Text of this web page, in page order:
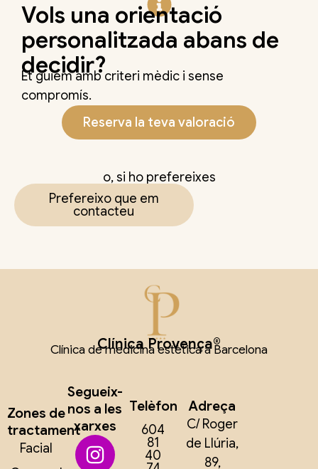
Vols una orientació
personalitzada abans de
decidir?
Et guiem amb criteri mèdic i sense
compromís.
Reserva la teva valoració
o, si ho prefereixes
Prefereixo que em
contacteu
Clínica Provença®
Clínica de medicina estètica a Barcelona
Zones de
tractament
Facial
Segueix-
nos a les
xarxes
Telèfon
604
81
40
Adreça
C/ Roger
de Llúria,
89,